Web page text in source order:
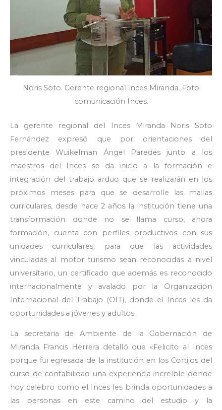
Noris Soto. Gerente regional Inces Miranda. Foto
comunicación Inces.
La gerente regional del Inces Miranda Noris Soto
Fernández expresó que por orientaciones del
presidente Wuikelman Ángel Paredes junto a los
maestros del Inces se da inicio a la formación e
integración del trabajo arduo que se realizarán en los
próximos meses para que se desarrolle las mallas
curriculares, desde hace 2 años la institución tiene una
transformación donde no se llama curso, ahora
formación, cuenta con perfiles productivos con sus
unidades curriculares, para que las actividades
vinculadas al motor turismo sean reconocidas a nivel
universitario, un certificado que además es reconocido
internacionalmente y avalado por la Organización
Internacional del Trabajo (OIT), donde el Inces les da
oportunidades a jóvenes y adultos.
La secretaria de Ambiente de la Gobernación de
Miranda Francis Herrera detalló que «Felicito al Inces
porque fui egresada de la institución en los Cortijos del
curso de contabilidad una experiencia increíble donde
hoy celebro como el Inces les brinda oportunidades a
las personas en este camino del estudio y la